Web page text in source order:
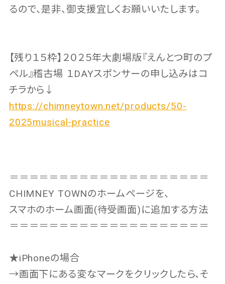
るので、是非、御支援宜しくお願いいたします。
【残り１５枠】２０２５年大劇場版『えんとつ町のプ
ペル』稽古場 １DAYスポンサーの申し込みはコ
チラから↓
https://chimneytown.net/products/50-
2025musical-practice
＝＝＝＝＝＝＝＝＝＝＝＝＝＝＝＝＝＝＝＝
CHIMNEY TOWNのホームページを、
スマホのホーム画面(待受画面)に追加する方法
＝＝＝＝＝＝＝＝＝＝＝＝＝＝＝＝＝＝＝＝
★iPhoneの場合
→画面下にある変なマークをクリックしたら、そ